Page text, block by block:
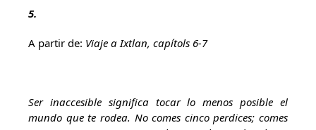
5.
A partir de: Viaje a Ixtlan, capítols 6-7
Ser inaccesible significa tocar lo menos posible el
mundo que te rodea. No comes cinco perdices; comes